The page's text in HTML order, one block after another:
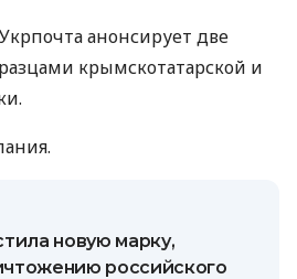
анонсирует две
крымскотатарской и
новую марку,
российского